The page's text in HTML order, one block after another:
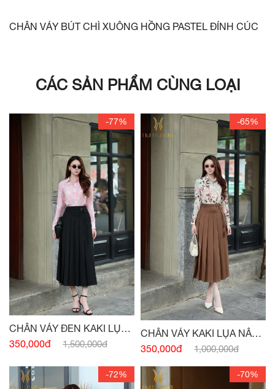
CHÂN VÁY BÚT CHÌ XUÔNG HỒNG PASTEL ĐÍNH CÚC
CÁC SẢN PHẨM CÙNG LOẠI
-77%
CHÂN VÁY ĐEN KAKI LỤA
XẾP LY
350,000đ 1,500,000đ
-65%
CHÂN VÁY KAKI LỤA NÂU
TÂY XẾP LY
350,000đ 1,000,000đ
-72% -70%